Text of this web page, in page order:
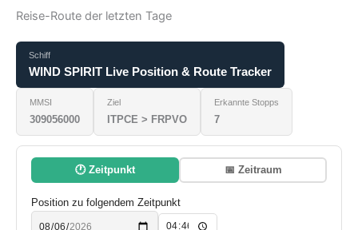
Reise-Route der letzten Tage
Schiff
WIND SPIRIT Live Position & Route Tracker
MMSI
309056000
Ziel
ITPCE > FRPVO
Erkannte Stopps
7
🕐 Zeitpunkt 📅 Zeitraum
Position zu folgendem Zeitpunkt